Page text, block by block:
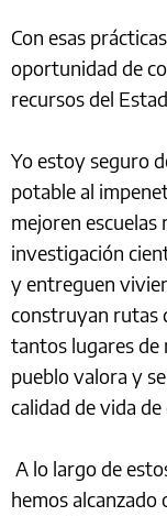
Con esas
oportunidad de
recursos del
Yo estoy seguro
potable al
mejoren escuelas
investigación
y entreguen
construyan rutas
tantos lugares
pueblo valora y
calidad de vida
A lo largo de
hemos